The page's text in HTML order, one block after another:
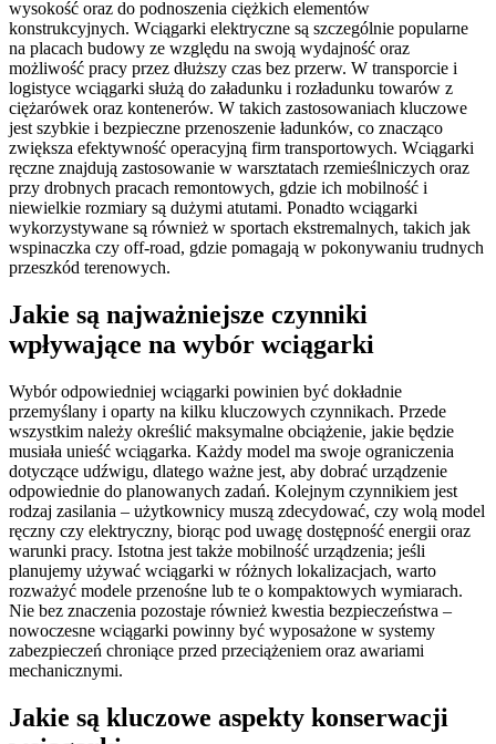
wysokość oraz do podnoszenia ciężkich elementów
konstrukcyjnych. Wciągarki elektryczne są szczególnie popularne
na placach budowy ze względu na swoją wydajność oraz
możliwość pracy przez dłuższy czas bez przerw. W transporcie i
logistyce wciągarki służą do załadunku i rozładunku towarów z
ciężarówek oraz kontenerów. W takich zastosowaniach kluczowe
jest szybkie i bezpieczne przenoszenie ładunków, co znacząco
zwiększa efektywność operacyjną firm transportowych. Wciągarki
ręczne znajdują zastosowanie w warsztatach rzemieślniczych oraz
przy drobnych pracach remontowych, gdzie ich mobilność i
niewielkie rozmiary są dużymi atutami. Ponadto wciągarki
wykorzystywane są również w sportach ekstremalnych, takich jak
wspinaczka czy off-road, gdzie pomagają w pokonywaniu trudnych
przeszkód terenowych.
Jakie są najważniejsze czynniki
wpływające na wybór wciągarki
Wybór odpowiedniej wciągarki powinien być dokładnie
przemyślany i oparty na kilku kluczowych czynnikach. Przede
wszystkim należy określić maksymalne obciążenie, jakie będzie
musiała unieść wciągarka. Każdy model ma swoje ograniczenia
dotyczące udźwigu, dlatego ważne jest, aby dobrać urządzenie
odpowiednie do planowanych zadań. Kolejnym czynnikiem jest
rodzaj zasilania – użytkownicy muszą zdecydować, czy wolą model
ręczny czy elektryczny, biorąc pod uwagę dostępność energii oraz
warunki pracy. Istotna jest także mobilność urządzenia; jeśli
planujemy używać wciągarki w różnych lokalizacjach, warto
rozważyć modele przenośne lub te o kompaktowych wymiarach.
Nie bez znaczenia pozostaje również kwestia bezpieczeństwa –
nowoczesne wciągarki powinny być wyposażone w systemy
zabezpieczeń chroniące przed przeciążeniem oraz awariami
mechanicznymi.
Jakie są kluczowe aspekty konserwacji